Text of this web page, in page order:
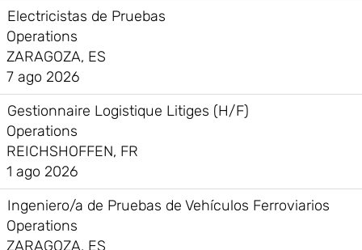
Electricistas de Pruebas
Operations
ZARAGOZA, ES
7 ago 2026
Gestionnaire Logistique Litiges (H/F)
Operations
REICHSHOFFEN, FR
1 ago 2026
Ingeniero/a de Pruebas de Vehículos Ferroviarios
Operations
ZARAGOZA, ES